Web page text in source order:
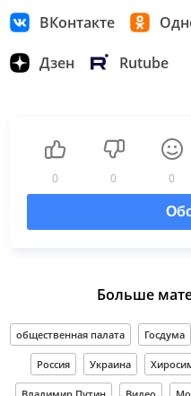
ВКонтакте
Дзен Rutube
0 0 0
Больше
общественная палата Госдума
Россия Украина